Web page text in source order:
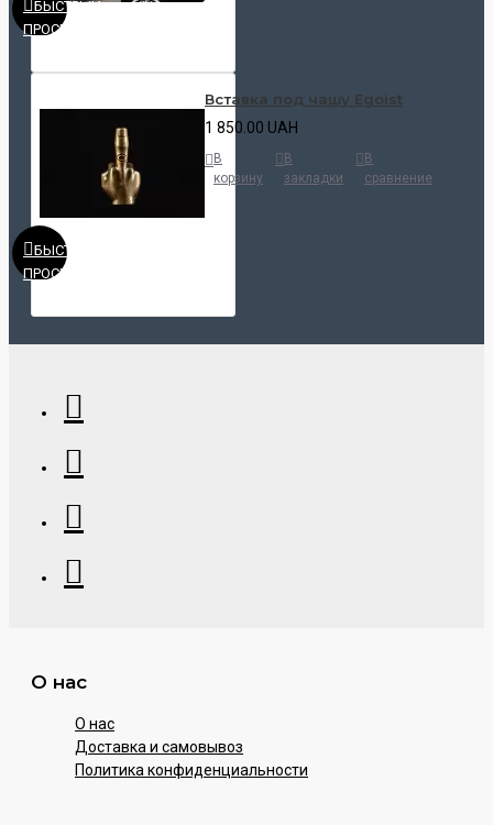
БЫСТРЫЙ
ПРОСМОТР
БЫСТРЫЙ
ПРОСМОТР
Вставка под чашу Egoist
1 850.00 UAH
В
корзину
В
закладки
В
сравнение
О нас
О нас
Доставка и самовывоз
Политика конфиденциальности